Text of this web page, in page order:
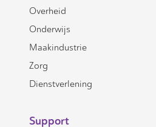
Overheid
Onderwijs
Maakindustrie
Zorg
Dienstverlening
Support